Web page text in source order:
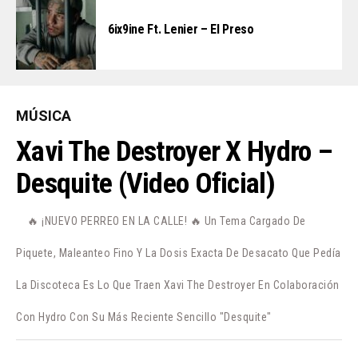
6ix9ine Ft. Lenier – El Preso
MÚSICA
Xavi The Destroyer X Hydro –
Desquite (Video Oficial)
🔥 ¡NUEVO PERREO EN LA CALLE! 🔥 Un Tema Cargado De
Piquete, Maleanteo Fino Y La Dosis Exacta De Desacato Que Pedía
La Discoteca Es Lo Que Traen Xavi The Destroyer En Colaboración
Con Hydro Con Su Más Reciente Sencillo "Desquite"